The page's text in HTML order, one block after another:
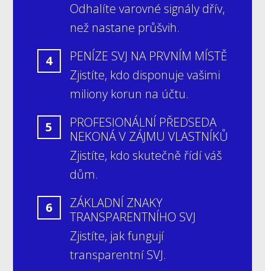
Odhalíte varovné signály dřív,
než nastane průšvih.
4
PENÍZE SVJ NA PRVNÍM MÍSTĚ
Zjistíte, kdo disponuje vašimi
miliony korun na účtu.
5
PROFESIONÁLNÍ PŘEDSEDA
NEKONÁ V ZÁJMU VLASTNÍKŮ
Zjistíte, kdo skutečně řídí váš
dům.
6
ZÁKLADNÍ ZNAKY
TRANSPARENTNÍHO SVJ
Zjistíte, jak fungují
transparentní SVJ.